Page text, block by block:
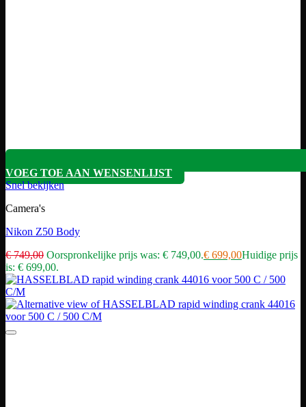
VOEG TOE AAN WENSENLIJST
Snel bekijken
Camera's
Nikon Z50 Body
€749,00 Oorspronkelijke prijs was: € 749,00.€ 699,00Huidige prijs
is: € 699,00.